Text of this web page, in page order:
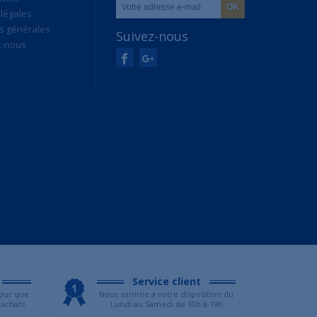
générales
nous
Suivez-nous
que
Service client
Nous somme a votre disposition du
Lundi au Samedi de 10h à 19h